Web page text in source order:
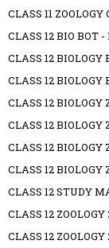
CLASS 11
CLASS 12 BIO BOT
CLASS 12 BIOLOGY
CLASS 12 BIOLOGY
CLASS 12 BIOLOGY
CLASS 12 BIOLOGY
CLASS 12 BIOLOGY
CLASS 12 BIOLOGY
CLASS 12 STUDY
CLASS 12
CLASS 12